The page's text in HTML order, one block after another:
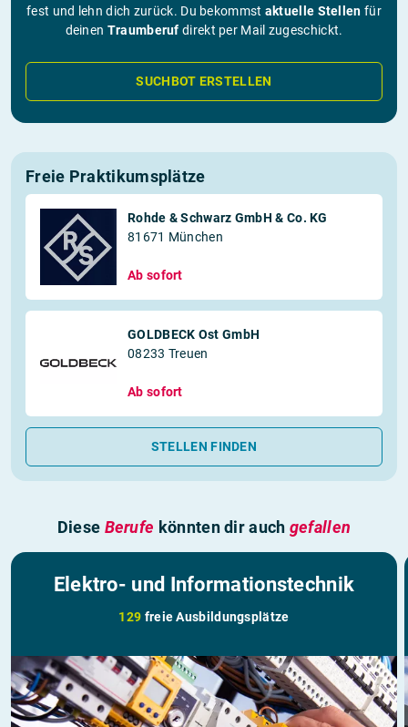
fest und lehn dich zurück. Du bekommst aktuelle Stellen für
deinen Traumberuf direkt per Mail zugeschickt.
SUCHBOT ERSTELLEN
Freie Praktikumsplätze
Rohde & Schwarz GmbH & Co. KG
81671 München
Ab sofort
GOLDBECK Ost GmbH
08233 Treuen
Ab sofort
STELLEN FINDEN
Diese Berufe könnten dir auch gefallen
Elektro- und Informationstechnik
129 freie Ausbildungsplätze